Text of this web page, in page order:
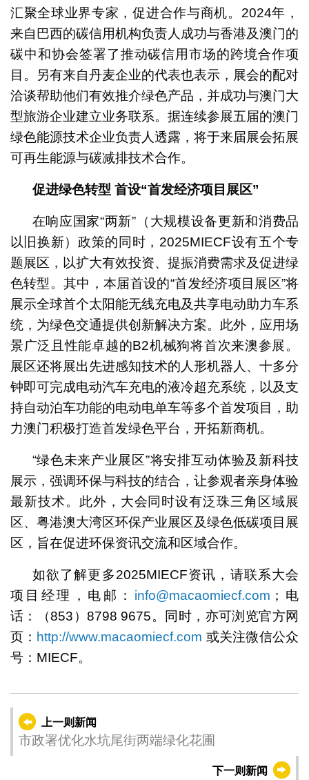
汇聚全球业界专家，促进合作与商机。2024年，
来自巴西的碳信用机构负责人成功与香港及澳门的
碳中和协会签署了推动碳信用市场的跨境合作项
目。另有来自丹麦企业的代表也表示，展会的配对
洽谈帮助他们有效推介绿色产品，并成功与澳门大
型旅游企业建立业务联系。据连续参展五届的澳门
绿色能源技术企业负责人透露，将于来届展会拓展
可再生能源与碳减排技术合作。
促进绿色转型 首设“首发经济项目展区”
在响应国家“两新”（大规模设备更新和消费品
以旧换新）政策的同时，2025MIECF设有五个专
题展区，以扩大有效投资、提振消费需求及促进绿
色转型。其中，本届首设的“首发经济项目展区”将
展示全球首个太阳能无线充电及共享电动助力车系
统，为绿色交通提供创新解决方案。此外，应用场
景广泛且性能卓越的B2机械狗将首次来澳参展。
展区还将展出先进感知技术的人形机器人、十多分
钟即可完成电动汽车充电的液冷超充系统，以及支
持自动泊车功能的电动电单车等多个首发项目，助
力澳门积极打造首发绿色平台，开拓新商机。
“绿色未来产业展区”将安排互动体验及新科技
展示，强调环保与科技的结合，让参观者亲身体验
最新技术。此外，大会同时设有泛珠三角区域展
区、粤港澳大湾区环保产业展区及绿色低碳项目展
区，旨在促进环保资讯交流和区域合作。
如欲了解更多2025MIECF资讯，请联系大会
项目经理，电邮： info@macaomiecf.com ；电
话：（853）8798 9675。同时，亦可浏览官方网
页： http://www.macaomiecf.com 或关注微信公众
号：MIECF。
上一则新闻
市政署优化水坑尾街两端绿化花圃
下一则新闻